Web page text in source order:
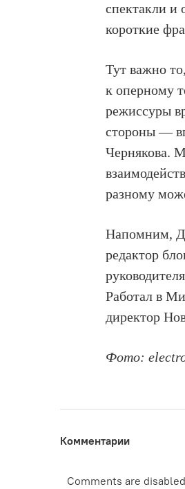
спектакли
короткие
Тут важно
к оперному
режиссуры
стороны —
Чернякова.
разному
Напомним,
редактор
Работал в
директор
Фото:
Комментарии
Comments are disabled